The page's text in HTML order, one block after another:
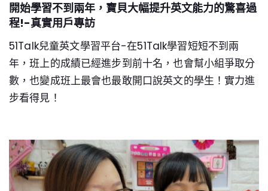
開始學習不到兩年，寶貝大幅提升英文能力的驚喜過
程!-真實用戶專訪
51Talk兒童英文學習平台-在51Talk學習短短不到兩
年，班上的成績已經進步到前十名，也會幫小組爭取分
數，也變成班上最會也最敢開口說英文的學生！實力進
步看得見！